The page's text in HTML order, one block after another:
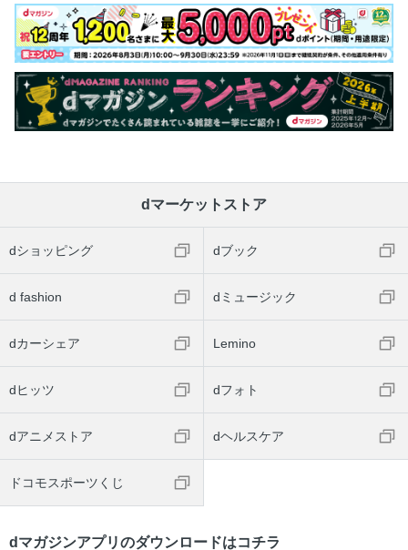
dマーケットストア
dショッピング dブック
d fashion dミュージック
dカーシェア Lemino
dヒッツ dフォト
dアニメストア dヘルスケア
ドコモスポーツくじ
dマガジンアプリのダウンロードはコチラ